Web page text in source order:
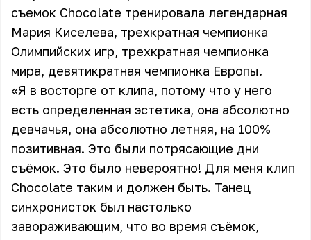
съемок Chocolate тренировала легендарная
Мария Киселева, трехкратная чемпионка
Олимпийских игр, трехкратная чемпионка
мира, девятикратная чемпионка Европы.
«Я в восторге от клипа, потому что у него
есть определенная эстетика, она абсолютно
девчачья, она абсолютно летняя, на 100%
позитивная. Это были потрясающие дни
съёмок. Это было невероятно! Для меня клип
Chocolate таким и должен быть. Танец
синхронисток был настолько
завораживающим, что во время съёмок,